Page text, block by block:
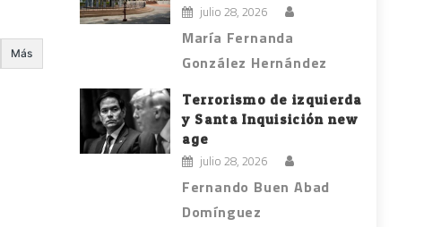
Más
julio 28, 2026
María Fernanda
González Hernández
Terrorismo de izquierda
y Santa Inquisición new
age
julio 28, 2026
Fernando Buen Abad
Domínguez